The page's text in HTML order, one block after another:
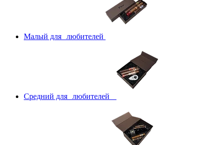
Малый для любителей
Средний для любителей